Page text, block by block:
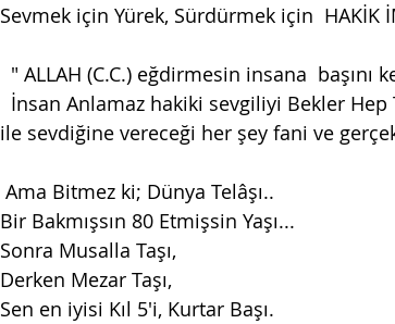
Sevmek için Yürek, Sürdürmek için  HAKİK
" ALLAH (C.C.) eğdirmesin insana
ile sevdiğine vereceği her şey fani ve
Ama Bitmez ki; Dünya Telâşı..
Bir Bakmışsın 80 Etmişsin Yaşı...
Sonra Musalla Taşı,
Derken Mezar Taşı,
Sen en iyisi Kıl 5'i, Kurtar Başı.